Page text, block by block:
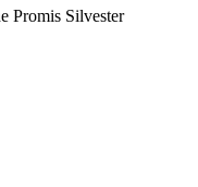
Promis Silvester